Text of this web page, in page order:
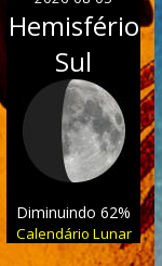
Hemisfério
Sul
Diminuindo 62%
Calendário Lunar